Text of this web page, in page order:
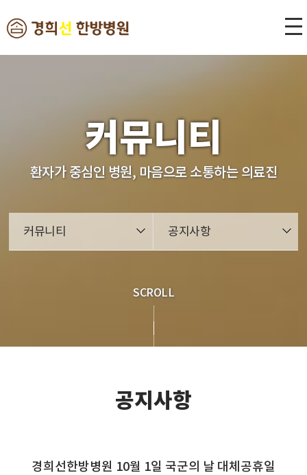
커뮤니티
환자가 중심인 병원, 마음으로 소통하는 의료진
커뮤니티 공지사항
SCROLL
공지사항
경희선한방병원 10월 1일 국군의 날 대체공휴일